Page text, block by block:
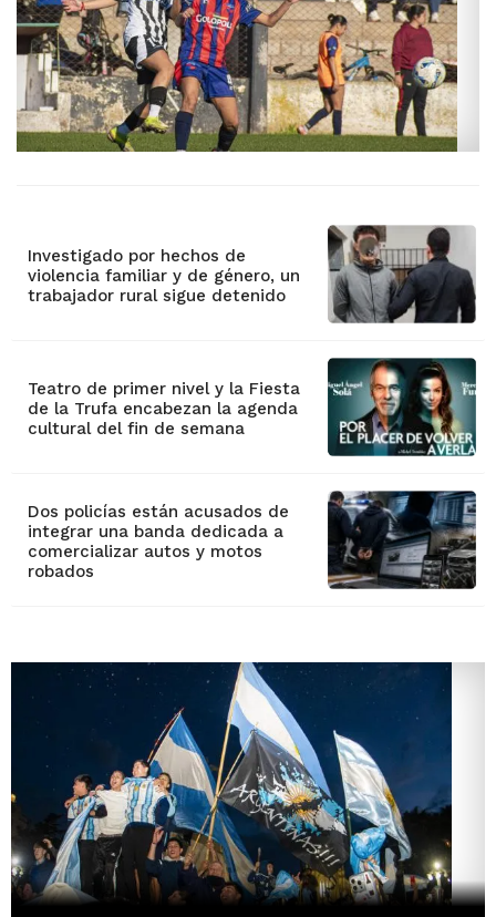
Investigado por hechos de
violencia familiar y de género, un
trabajador rural sigue detenido
Teatro de primer nivel y la Fiesta
de la Trufa encabezan la agenda
cultural del fin de semana
Dos policías están acusados de
integrar una banda dedicada a
comercializar autos y motos
robados